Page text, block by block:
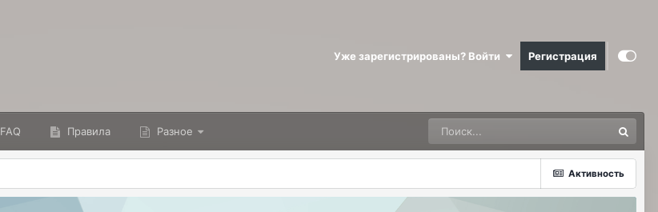
Уже зарегистрированы? Войти Регистрация
FAQ Правила Разное
Активность